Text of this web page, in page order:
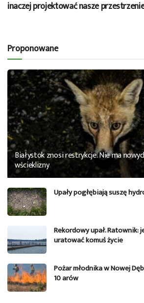
inaczej projektować nasze
Proponowane
Białystok znosi restrykcje. Nie ma
wścieklizny
Upały pogłębiają suszę
Rekordowy upał. Ratownik:
uratować komuś życie
Pożar młodnika w Nowej
10 arów